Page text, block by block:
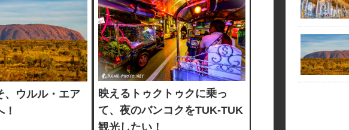
、ウルル・エア
映えるトゥクトゥクに乗っ
て、夜のバンコクをTUK-TUK
観光したい！